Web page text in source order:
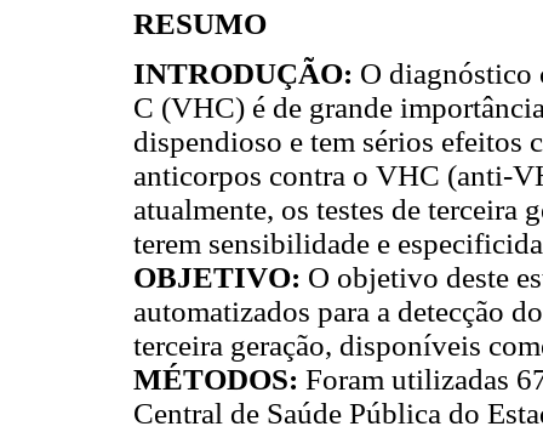
RESUMO
INTRODUÇÃO: O diagnóstico
C (VHC) é de grande
dispendioso e tem sérios efeitos
anticorpos contra o VHC (anti-
atualmente, os testes de terceira
terem sensibilidade e
OBJETIVO: O objetivo deste
automatizados para a detecção
terceira geração, disponíveis
MÉTODOS: Foram utilizadas
Central de Saúde Pública do